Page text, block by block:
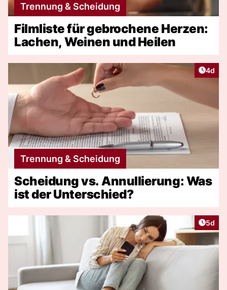
Trennung & Scheidung
Filmliste für gebrochene Herzen:
Lachen, Weinen und Heilen
4d
Trennung & Scheidung
Scheidung vs. Annullierung: Was
ist der Unterschied?
5d